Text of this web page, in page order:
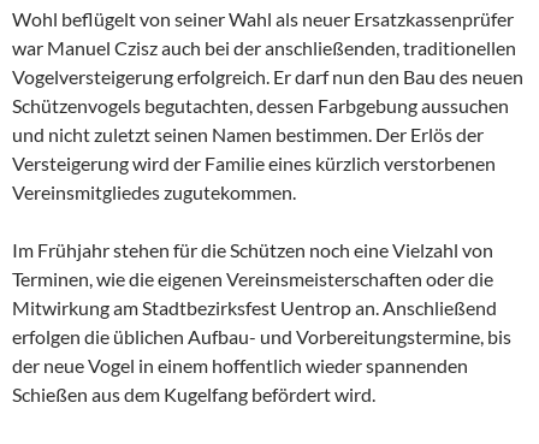
Wohl beflügelt von seiner Wahl als neuer Ersatzkassenprüfer
war Manuel Czisz auch bei der anschließenden, traditionellen
Vogelversteigerung erfolgreich. Er darf nun den Bau des neuen
Schützenvogels begutachten, dessen Farbgebung aussuchen
und nicht zuletzt seinen Namen bestimmen. Der Erlös der
Versteigerung wird der Familie eines kürzlich verstorbenen
Vereinsmitgliedes zugutekommen.
Im Frühjahr stehen für die Schützen noch eine Vielzahl von
Terminen, wie die eigenen Vereinsmeisterschaften oder die
Mitwirkung am Stadtbezirksfest Uentrop an. Anschließend
erfolgen die üblichen Aufbau- und Vorbereitungstermine, bis
der neue Vogel in einem hoffentlich wieder spannenden
Schießen aus dem Kugelfang befördert wird.